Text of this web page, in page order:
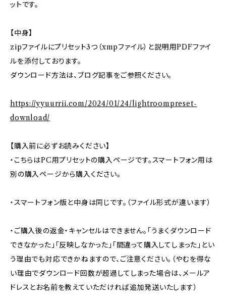
ットです。
【中身】
zipファイルにプリセット3つ（xmpファイル）と説明用PDFファイ
ルを添付しております。
ダウンロード方法は、ブログ記事をご参照ください。
https://yyuurrii.com/2024/01/24/lightroompreset-
download/
【購入前に必ずお読みください】
・こちらはPC用プリセットの購入ページです。スマートフォン用は
別の購入ページから購入ください。
・スマートフォン版と中身は同じです。（ファイル形式が違います）
・ご購入後の返金・キャンセルはできません。「うまくダウンロード
できなかった」「反映しなかった」「間違って購入してしまった」とい
う理由でも対応できかねますので、ご注意ください。（やむを得な
い理由でダウンロード回数が超過してしまった場合は、メールア
ドレスとお名前を教えていただければ追加発送いたします）